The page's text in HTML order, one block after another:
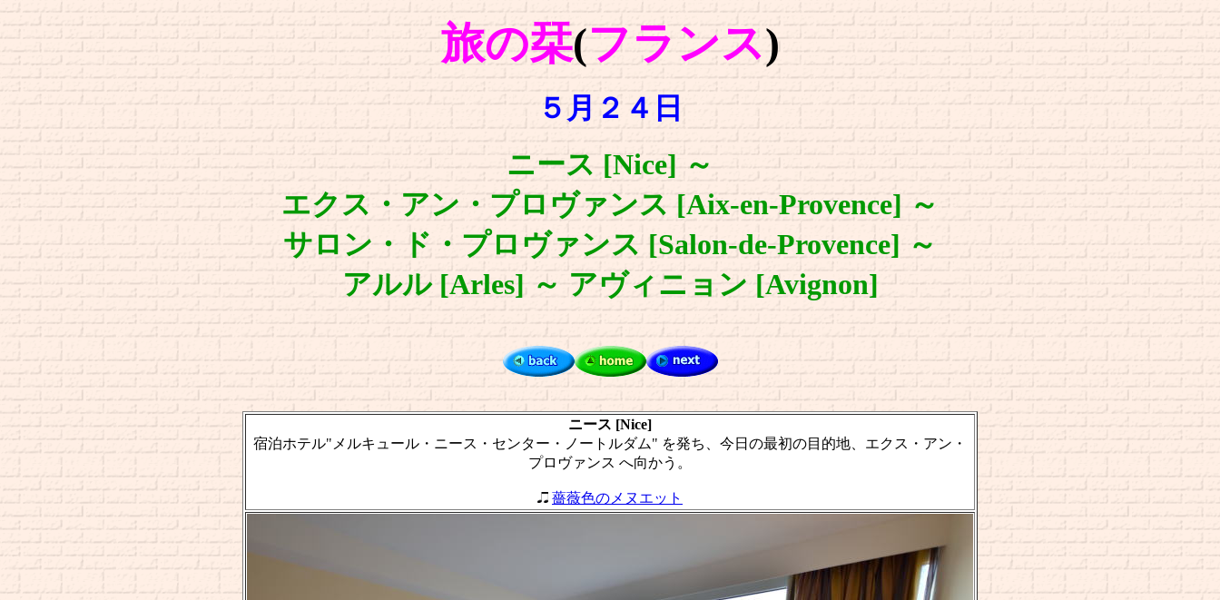
旅の栞(フランス)
５月２４日
ニース [Nice] ～
エクス・アン・プロヴァンス [Aix-en-Provence]～
サロン・ド・プロヴァンス [Salon-de-Provence] ～
アルル [Arles]～アヴィニョン [Avignon]
ニース [Nice]
宿泊ホテル"メルキュール・ニース・センター・ノートルダム" を発ち、今日の最初の目的地、エクス・アン・
プロヴァンス へ向かう。
薔薇色のメヌエット